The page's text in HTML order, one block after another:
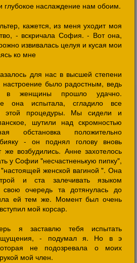
глубокое наслаждение нам обоим.
кажется, из меня уходит моя
- вскричала София. - Вот она,
извивалась целуя и кусая мои
ко мне
для нас в высшей степени
было радостным, ведь
в женщины прошло удачно.
она испытала, сгладило все
этой процедуры. Мы сидели и
шутили над скромностью
обстановка положительно
- он поднял голову вновь
же возбудились. Анне захотелось
у Софии "несчастненькую пипку",
"настоящей женской вагиной ". Она
и ста залечивать языком
очередь та дотянулась до
ей тем же. Момент был очень
мой корсар.
я заставлю тебя испытать
- подумал я. Но в э
не подозревала о моих
мой член.